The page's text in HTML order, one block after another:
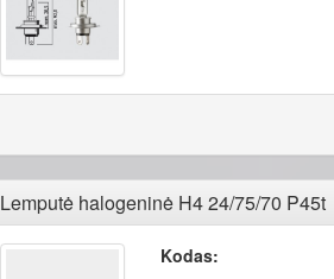
Lemputė halogeninė H4 24/75/70 P45t
Kodas: